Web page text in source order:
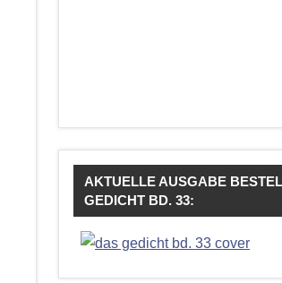
AKTUELLE AUSGABE
GEDICHT BD. 33: